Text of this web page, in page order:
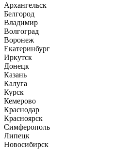
Архангельск
Белгород
Владимир
Волгоград
Воронеж
Екатеринбург
Иркутск
Донецк
Казань
Калуга
Курск
Кемерово
Краснодар
Красноярск
Симферополь
Липецк
Новосибирск